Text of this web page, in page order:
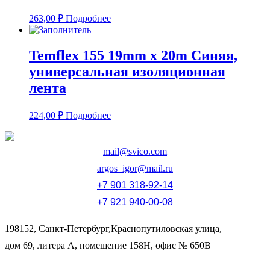
263,00 ₽ Подробнее
Temflex 155 19mm x 20m Синяя,
универсальная изоляционная
лента
224,00 ₽ Подробнее
mail@svico.com
argos_igor@mail.ru
+7 901 318-92-14
+7 921 940-00-08
198152, Санкт-Петербург,Краснопутиловская улица,
дом 69, литера А, помещение 158Н, офис № 650В